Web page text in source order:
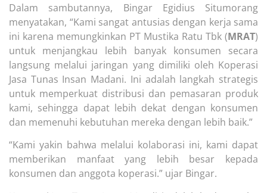
Dalam sambutannya, Bingar Egidius Situmorang
menyatakan, “Kami sangat antusias dengan kerja sama
ini karena memungkinkan PT Mustika Ratu Tbk (MRAT)
untuk menjangkau lebih banyak konsumen secara
langsung melalui jaringan yang dimiliki oleh Koperasi
Jasa Tunas Insan Madani. Ini adalah langkah strategis
untuk memperkuat distribusi dan pemasaran produk
kami, sehingga dapat lebih dekat dengan konsumen
dan memenuhi kebutuhan mereka dengan lebih baik.”
“Kami yakin bahwa melalui kolaborasi ini, kami dapat
memberikan manfaat yang lebih besar kepada
konsumen dan anggota koperasi.” ujar Bingar.